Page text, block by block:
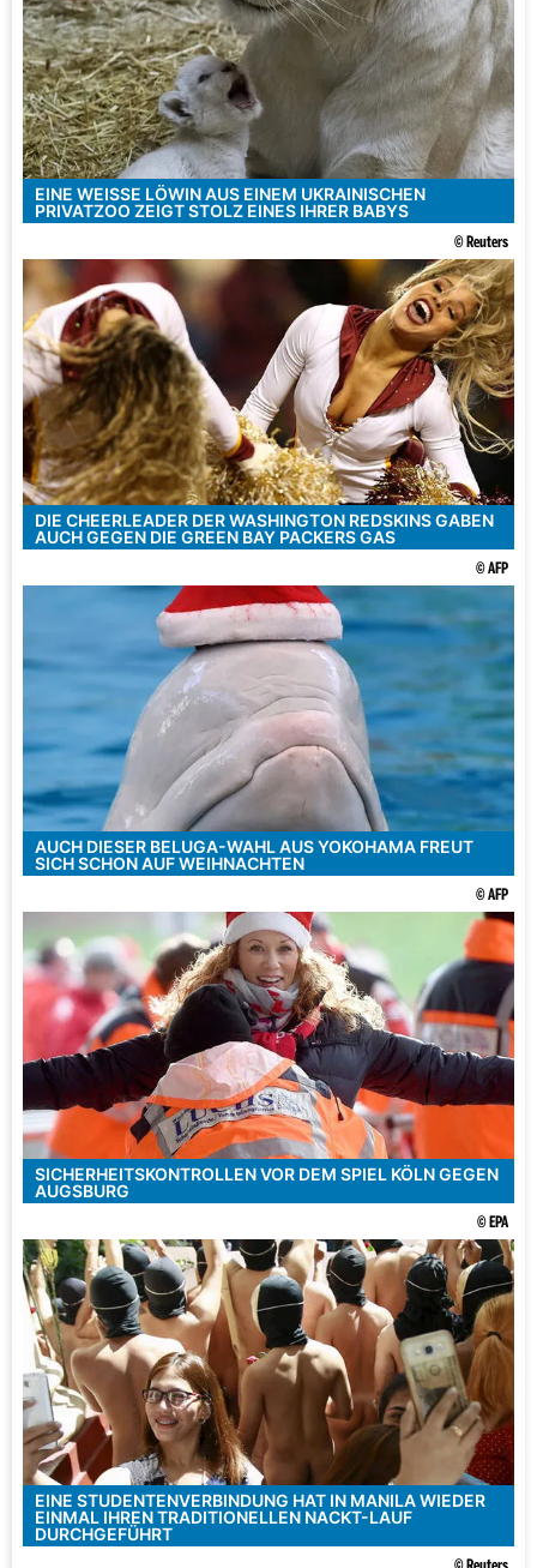
EINE WEISSE LÖWIN AUS EINEM UKRAINISCHEN P
RIVATZOO ZEIGT STOLZ EINES IHRER BABYS
© Reuters
DIE CHEERLEADER DER WASHINGTON REDSKINS GABEN
AUCH GEGEN DIE GREEN BAY PACKERS GAS
© AFP
AUCH DIESER BELUGA-WAHL AUS YOKOHAMA FREUT
SICH SCHON AUF WEIHNACHTEN
© AFP
SICHERHEITSKONTROLLEN VOR DEM SPIEL KÖLN GEGEN
AUGSBURG
© EPA
EINE STUDENTENVERBINDUNG HAT IN MANILA WIEDER
EINMAL IHREN TRADITIONELLEN NACKT-LAUF
DURCHGEFÜHRT